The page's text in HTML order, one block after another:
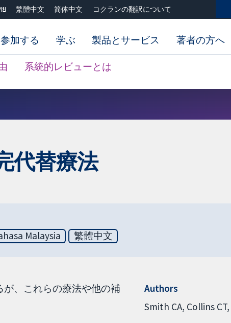
ย 繁體中文 简体中文 コクランの翻訳について
系統的レビューとは
参加する 学ぶ 製品とサービス 著者の方へ
代替療法
Malaysia 繁體中文
、これらの療法や他の補
Authors
Smith CA Collins CT